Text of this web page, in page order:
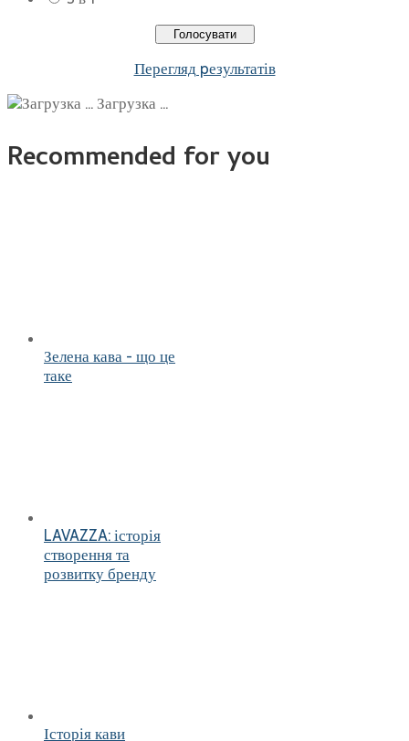
Перегляд pезультатів
Загрузка ...
Recommended for you
Зелена кава - що це
таке
LAVAZZA: історія
створення та
розвитку бренду
Історія кави